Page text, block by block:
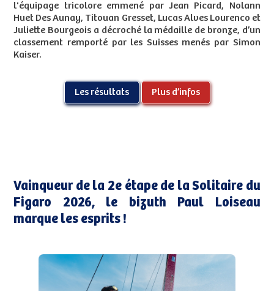
l'équipage tricolore emmené par Jean Picard, Nolann
Huet Des Aunay, Titouan Gresset, Lucas Alves Lourenco et
Juliette Bourgeois a décroché la médaille de bronze, d’un
classement remporté par les Suisses menés par Simon
Kaiser.
Les résultats Plus d’infos
Vainqueur de la 2e étape de la Solitaire du
Figaro 2026, le bizuth Paul Loiseau
marque les esprits !